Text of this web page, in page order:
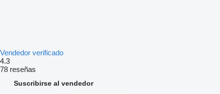
Vendedor verificado
4.3
78 reseñas
Suscribirse al vendedor